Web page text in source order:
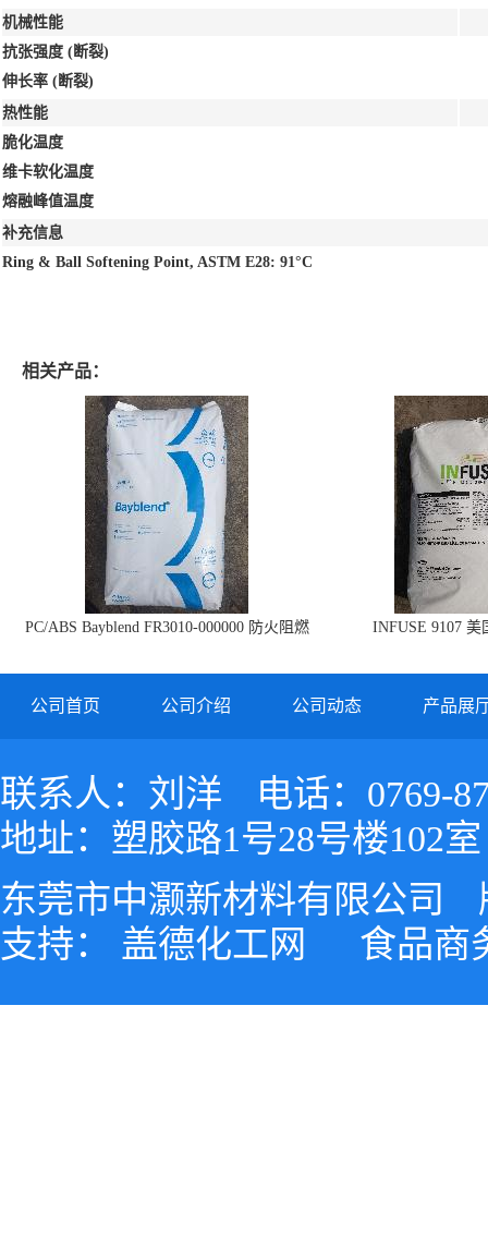
机械性能
抗张强度 (断裂)
伸长率 (断裂)
热性能
脆化温度
维卡软化温度
熔融峰值温度
补充信息
Ring & Ball Softening Point, ASTM E28: 91°C
相关产品：
PC/ABS Bayblend FR3010-000000 防火阻燃
INFUSE 9107 美
公司首页 公司介绍 公司动态 产品展
联系人：刘洋
电话：0769-
地址：塑胶路1号28号楼102室
东莞市中灏新材料有限公司
支持： 盖德化工网 食品商